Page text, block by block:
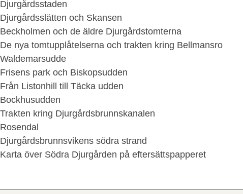
Djurgårdsstaden
Djurgårdsslätten och Skansen
Beckholmen och de äldre Djurgårdstomterna
De nya tomtupplåtelserna och trakten kring Bellmansro
Waldemarsudde
Frisens park och Biskopsudden
Från Listonhill till Täcka udden
Bockhusudden
Trakten kring Djurgårdsbrunnskanalen
Rosendal
Djurgårdsbrunnsvikens södra strand
Karta över Södra Djurgården på eftersättspapperet